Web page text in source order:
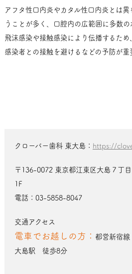
アフタ性口内炎やカタル性口内炎とは
うことが多く、口腔内の広範囲に多数の
飛沫感染や接触感染により伝播するため
感染者との接触を避けるなどの予防が重
クローバー歯科 東大島： https://
〒136-0072 東京都江東区大島７丁
1F
電話：03-5858-8047
交通アクセス
電車でお越しの方： 都営新宿
大島駅 徒歩8分